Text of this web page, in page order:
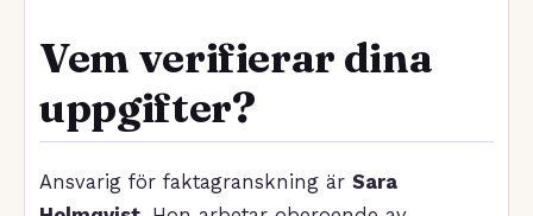
Vem verifierar dina
uppgifter?
Ansvarig för faktagranskning är Sara